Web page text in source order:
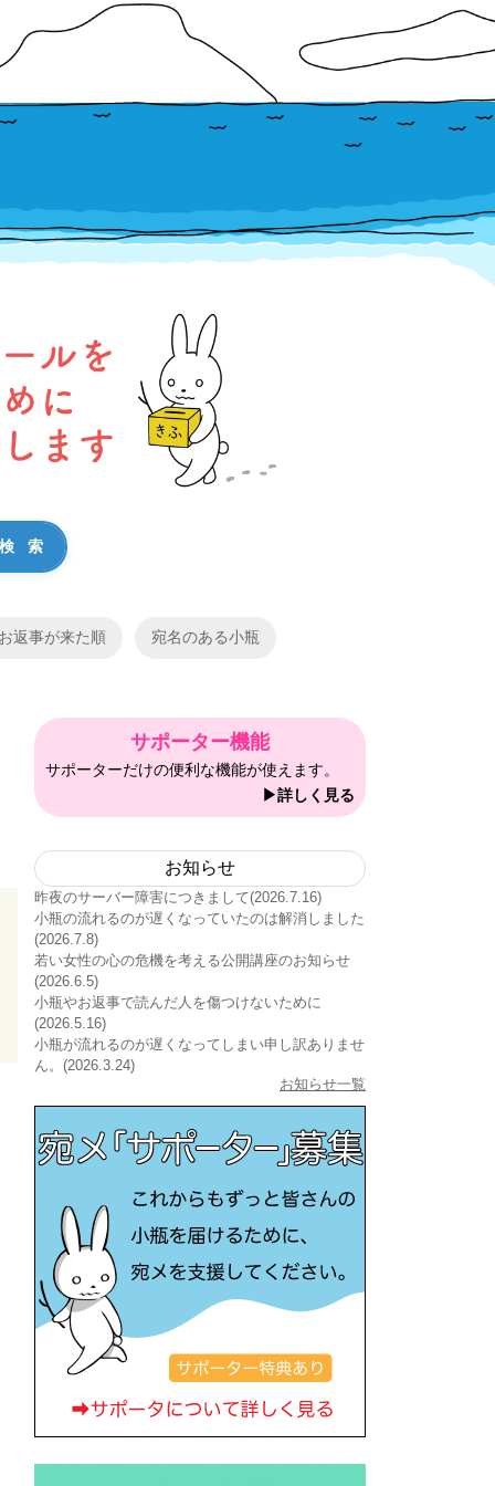
返事が来た順 宛名のある小瓶
サポーター機能
サポーターだけの便利な機能が使えます。
▶詳しく見る
お知らせ
昨夜のサーバー障害につきまして(2026.7.16)
小瓶の流れるのが遅くなっていたのは解消しました
(2026.7.8)
若い女性の心の危機を考える公開講座のお知らせ
(2026.6.5)
小瓶やお返事で読んだ人を傷つけないために
(2026.5.16)
小瓶が流れるのが遅くなってしまい申し訳ありませ
ん。(2026.3.24)
お知らせ一覧